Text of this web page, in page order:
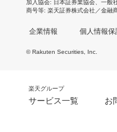
加入協会 日本証券業協会 一般
商号等 楽天証券株式会社／金融
企業情報 個人情報保
© Rakuten Securities, Inc.
楽天グループ
サービス一覧 お